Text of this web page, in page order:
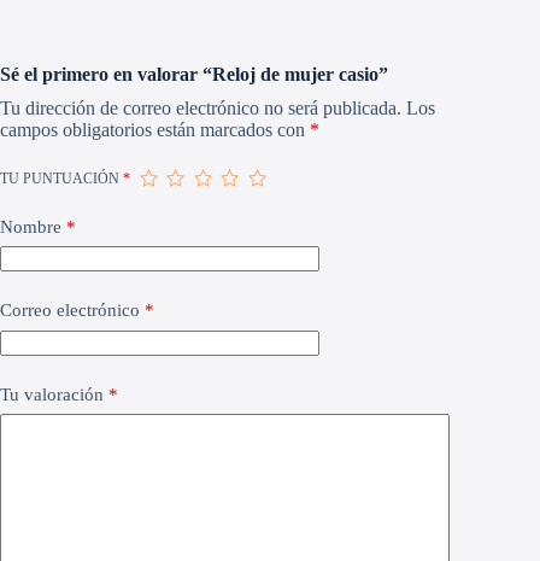
Sé el primero en valorar “Reloj de mujer casio”
Tu dirección de correo electrónico no será publicada. Los
campos obligatorios están marcados con *
TU PUNTUACIÓN *
Nombre *
Correo electrónico *
Tu valoración *